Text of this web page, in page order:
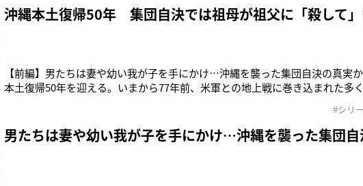
沖縄本土復帰50年 集団自決では祖母が祖父に「殺して
【前編】男たちは妻や幼い我が子を手にかけ…沖縄を襲った集団自決の真実
本土復帰50年を迎える。いまから77年前、米軍との地上戦に巻き込まれた多
心に大きな傷を負った。 その犠牲の上にいまがあるが「沖縄にはまだ戦後#シリ
男たちは妻や幼い我が子を手にかけ…沖縄を襲った集団自